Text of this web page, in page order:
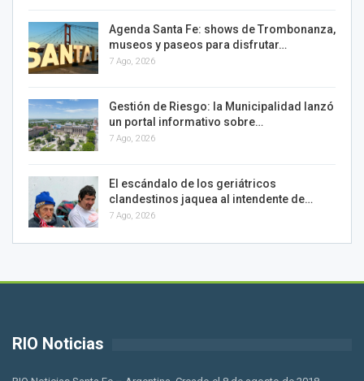
Agenda Santa Fe: shows de Trombonanza,
museos y paseos para disfrutar…
7 Ago, 2026
Gestión de Riesgo: la Municipalidad lanzó
un portal informativo sobre…
7 Ago, 2026
El escándalo de los geriátricos
clandestinos jaquea al intendente de…
7 Ago, 2026
RIO Noticias